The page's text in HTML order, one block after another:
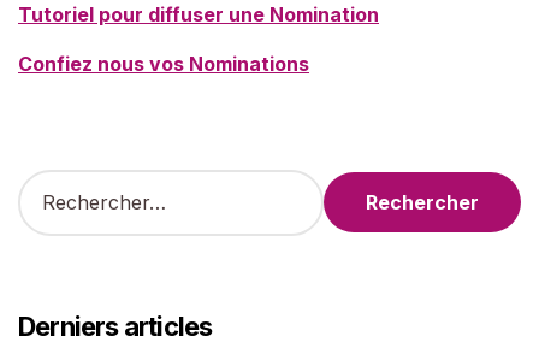
Tutoriel pour diffuser une Nomination
Confiez nous vos Nominations
R
e
r
c
Derniers articles